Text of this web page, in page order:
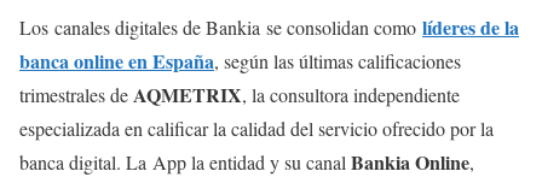
Los canales digitales de Bankia se consolidan como líderes de la
banca online en España, según las últimas calificaciones
trimestrales de AQMETRIX, la consultora independiente
especializada en calificar la calidad del servicio ofrecido por la
banca digital. La App la entidad y su canal Bankia Online,